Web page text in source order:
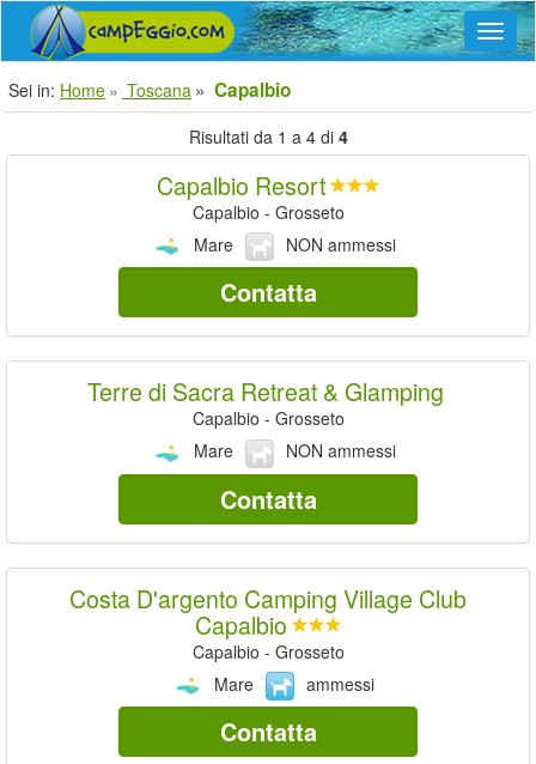
Sei in: Home Toscana Capalbio
Risultati da 1 a 4 di 4
Capalbio Resort
Capalbio - Grosseto
Mare
NON ammessi
Contatta
Terre di Sacra Retreat & Glamping
Capalbio - Grosseto
Mare
NON ammessi
Contatta
Costa D'argento Camping Village Club
Capalbio
Capalbio - Grosseto
Mare
ammessi
Contatta